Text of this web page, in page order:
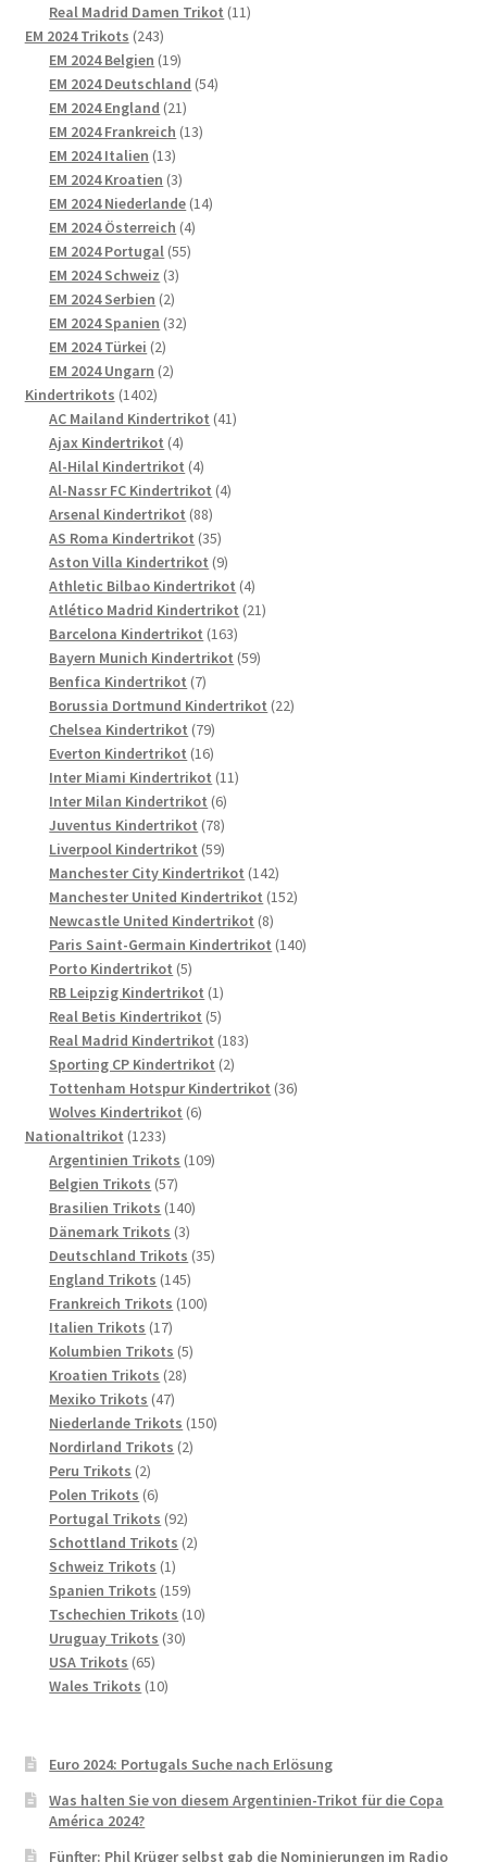
Real Madrid Damen Trikot 1111
EM 2024 Trikots 243243
Produkte
EM 2024 Belgien 1919
Produkte
EM 2024 Deutschland 5454
EM 2024 England 2121
Produkte
EM 2024 Frankreich 1313
EM 2024 Italien 1313
Produkte
EM 2024 Kroatien 33
Produkte
EM 2024 Niederlande 1414
EM 2024 Österreich 44
EM 2024 Portugal 5555
EM 2024 Schweiz 33
EM 2024 Serbien 22
Produkte
EM 2024 Spanien 3232
EM 2024 Türkei 22
Produkte
EM 2024 Ungarn 22
Kindertrikots 14021402
Produkte
AC Mailand Kindertrikot 4141
Ajax Kindertrikot 44
Produkte
Al-Hilal Kindertrikot 44
Produkte
Al-Nassr FC Kindertrikot 44
Arsenal Kindertrikot 8888
Produkte
AS Roma Kindertrikot 3535
Produkte
Aston Villa Kindertrikot 99
Produkte
Athletic Bilbao Kindertrikot 44
Produkte
Atlético Madrid Kindertrikot 2121
Barcelona Kindertrikot 163163
Produkte
Bayern Munich Kindertrikot 5959
Benfica Kindertrikot 77
Produkte
Borussia Dortmund Kindertrikot 2222
Chelsea Kindertrikot 7979
Produkte
Everton Kindertrikot 1616
Produkte
Inter Miami Kindertrikot 1111
Inter Milan Kindertrikot 66
Produkte
Juventus Kindertrikot 7878
Produkte
Liverpool Kindertrikot 5959
Produkte
Manchester City Kindertrikot 142142
Produkte
Manchester United Kindertrikot 152152
Newcastle United Kindertrikot 88
Produkte
Paris Saint-Germain Kindertrikot 140140
Porto Kindertrikot 55
Produkte
RB Leipzig Kindertrikot 11
Produkt
Real Betis Kindertrikot 55
Produkte
Real Madrid Kindertrikot 183183
Sporting CP Kindertrikot 22
Produkte
Tottenham Hotspur Kindertrikot 3636
Wolves Kindertrikot 66
Nationaltrikot 12331233
Produkte
Argentinien Trikots 109109
Belgien Trikots 5757
Produkte
Brasilien Trikots 140140
Dänemark Trikots 33
Produkte
Deutschland Trikots 3535
England Trikots 145145
Produkte
Frankreich Trikots 100100
Italien Trikots 1717
Produkte
Kolumbien Trikots 55
Kroatien Trikots 2828
Mexiko Trikots 4747
Produkte
Niederlande Trikots 150150
Nordirland Trikots 22
Peru Trikots 22
Produkte
Polen Trikots 66
Produkte
Portugal Trikots 9292
Produkte
Schottland Trikots 22
Schweiz Trikots 11
Produkt
Spanien Trikots 159159
Produkte
Tschechien Trikots 1010
Uruguay Trikots 3030
USA Trikots 6565
Produkte
Wales Trikots 1010
Euro 2024: Portugals Suche nach Erlösung
Was halten Sie von diesem Argentinien-Trikot für die Copa
América 2024?
Fünfter: Phil Krüger selbst gab die Nominierungen im Radio